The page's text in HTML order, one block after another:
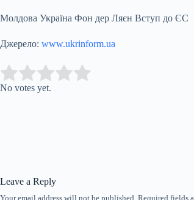
Молдова Україна Фон дер Ляєн Вступ до ЄС
Джерело: www.ukrinform.ua
Rate this item:
No votes yet.
Leave a Reply
Your email address will not be published. Required fields